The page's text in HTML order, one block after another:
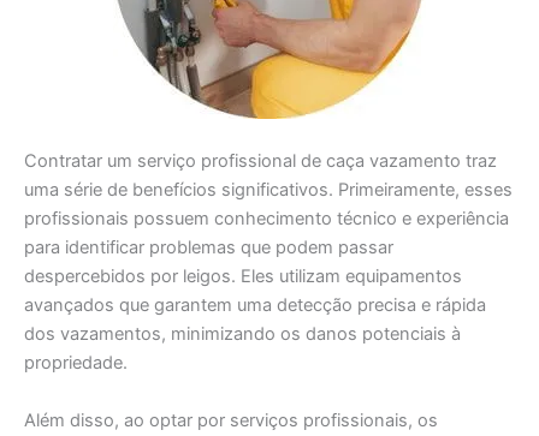
Contratar um serviço profissional de caça vazamento traz
uma série de benefícios significativos. Primeiramente, esses
profissionais possuem conhecimento técnico e experiência
para identificar problemas que podem passar
despercebidos por leigos. Eles utilizam equipamentos
avançados que garantem uma detecção precisa e rápida
dos vazamentos, minimizando os danos potenciais à
propriedade.
Além disso, ao optar por serviços profissionais, os